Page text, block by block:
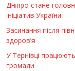
Дніпро стане
ініціатив України
Засинання після
здоров’я
У Тернівці
громади